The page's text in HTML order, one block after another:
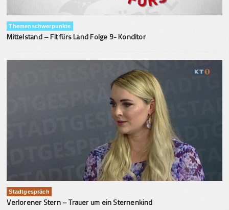
Themenschwerpunkte
Mittelstand – Fit fürs Land Folge 9- Konditor
Stadtgespräch
Verlorener Stern – Trauer um ein Sternenkind